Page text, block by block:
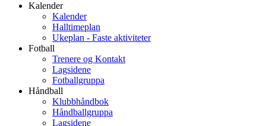
Kalender
Kalender
Halltimeplan
Ukeplan - Faste aktiviteter
Fotball
Trenere og Kontakt
Lagsidene
Fotballgruppa
Håndball
Klubbhåndbok
Håndballgruppa
Lagsidene